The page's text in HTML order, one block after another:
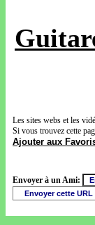
Les sites webs et les
Si vous trouvez cette
Ajouter aux
Envoyer à un Ami: